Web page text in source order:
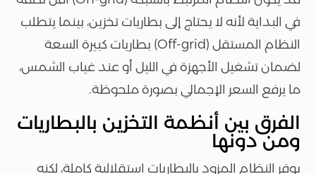
في البداية لأنه لا يحتاج إلى بطاريات تخزين، بينما يتطلب
النظام المستقل (Off-grid) بطاريات كبيرة السعة
لضمان تشغيل الأجهزة في الليل أو عند غياب الشمس،
ما يرفع السعر الإجمالي بصورة ملحوظة.
الفرق بين أنظمة التخزين بالبطاريات
ومن دونها
يوفر النظام المزود بالبطاريات استقلالية كاملة، لكنه